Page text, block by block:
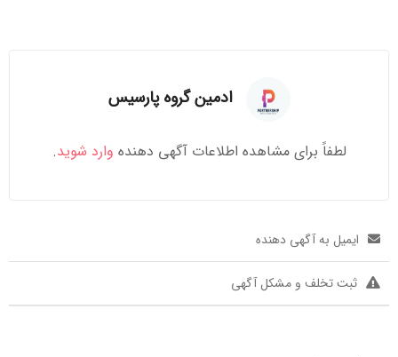
ادمین گروه پارسیس
لطفاً برای مشاهده اطلاعات آگهی دهنده وارد شوید.
ایمیل به آگهی دهنده
ثبت تخلف و مشکل آگهی